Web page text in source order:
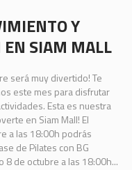
Y
EN SIAM MALL
será muy divertido! Te
este mes para disfrutar
Esta es nuestra
en Siam Mall! El
a las 18:00h podrás
de Pilates con BG
8 de octubre a las 18:00h...